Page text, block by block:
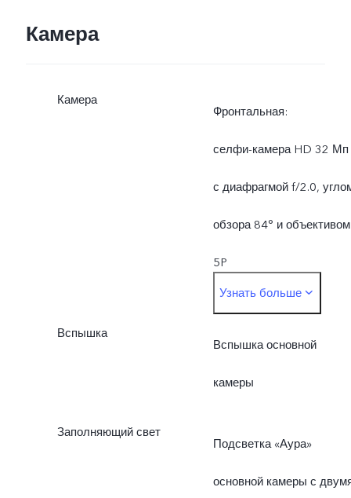
Камера
Камера
Фронтальная:
селфи-камера HD 32 Мп
с диафрагмой f/2.0,
обзора 84° и объективом
5P
Основная:
ультрачувствительная
автофокусировки,
диафрагмой f/1.79 и
Узнать больше
Вспышка
Вспышка основной
камеры
Заполняющий свет
Подсветка «Аура»
основной камеры с